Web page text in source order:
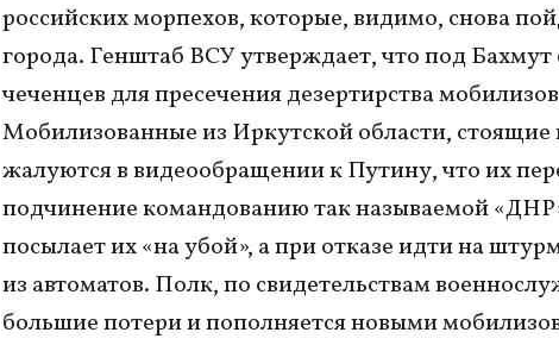
российских морпехов, которые, видимо, снова
города. Генштаб ВСУ утверждает, что под
чеченцев для пресечения дезертирства
Мобилизованные из Иркутской области, стоящие
жалуются в видеообращении к Путину, что их
подчинение командованию так называемой
посылает их «на убой», а при отказе идти на
из автоматов. Полк, по свидетельствам
большие потери и пополняется новыми